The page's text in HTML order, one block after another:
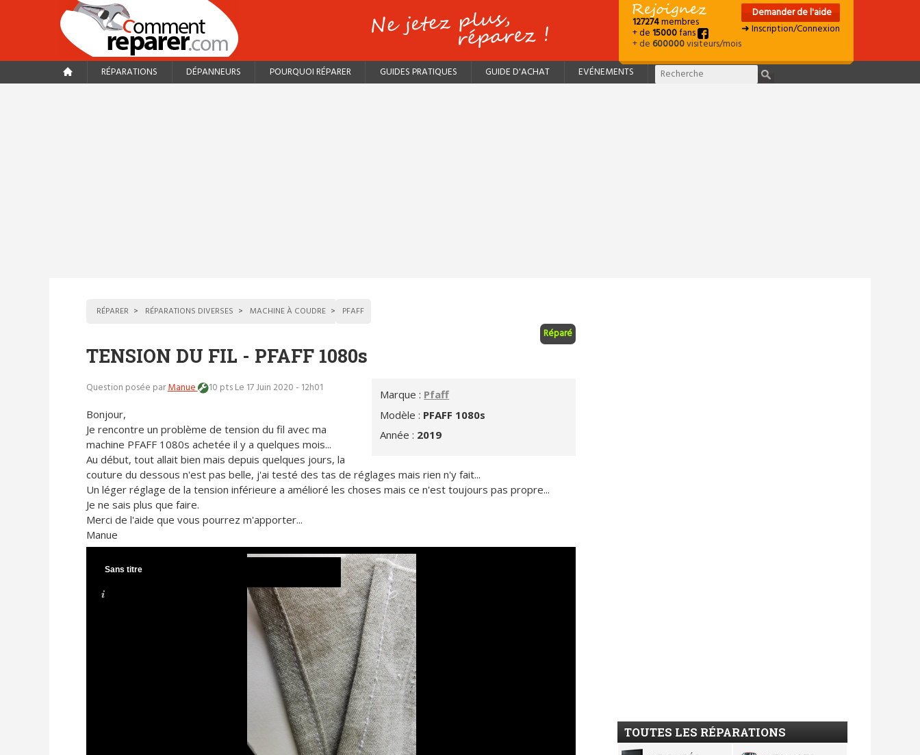
127274membres
+ de15000fans
+ de600000visiteurs/mois
Demander de l'aide
➜ Inscription/Connexion
RÉPARATIONS DÉPANNEURS POURQUOI RÉPARER GUIDES PRATIQUES GUIDE D'ACHAT EVÉNEMENTS
RÉPARER RÉPARATIONS DIVERSES MACHINE À COUDRE PFAFF
Réparé
TENSION DU FIL - PFAFF 1080s
Marque : Pfaff
Modèle : PFAFF 1080s
Année : 2019
Question posée parManue 10 ptsLe 17 Juin 2020 - 12h01
Bonjour,
Je rencontre un problème de tension du fil avec ma
machine PFAFF 1080s achetée il y a quelques mois...
Au début, tout allait bien mais depuis quelques jours, la
couture du dessous n'est pas belle, j'ai testé des tas de réglages mais rien n'y fait...
Un léger réglage de la tension inférieure a amélioré les choses mais ce n'est toujours pas propre...
Je ne sais plus que faire.
Merci de l'aide que vous pourrez m'apporter...
Manue
Sans titre
TOUTES LES RÉPARATIONS